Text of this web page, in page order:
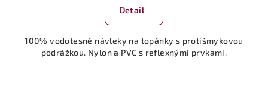
Detail
100% vodotesné návleky na topánky s protišmykovou
podrážkou. Nylon a PVC s reflexnými prvkami.